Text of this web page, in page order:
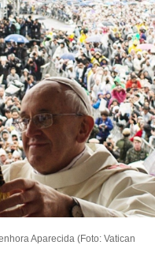
Aparecida (Foto: Vatican